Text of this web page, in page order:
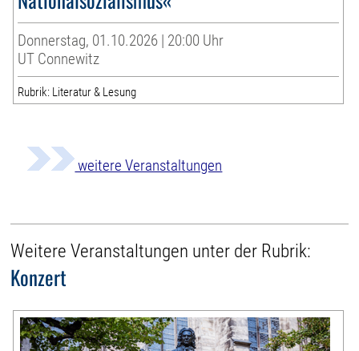
Donnerstag, 01.10.2026 | 20:00 Uhr
UT Connewitz
Rubrik: Literatur & Lesung
weitere Veranstaltungen
Weitere Veranstaltungen unter der Rubrik:
Konzert